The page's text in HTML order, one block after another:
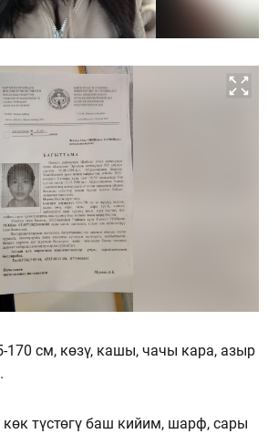
170 см, көзү, кашы, чачы кара, азыр
көк түстөгү баш кийим, шарф, сары